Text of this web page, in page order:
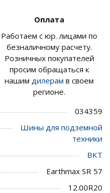
Оплата
Работаем с юр. лицами по
безналичному расчету.
Розничных покупателей
просим обращаться к
нашим дилерам в своем
регионе.
034359
Шины для подземной
техники
BKT
Earthmax SR 57
12.00R20